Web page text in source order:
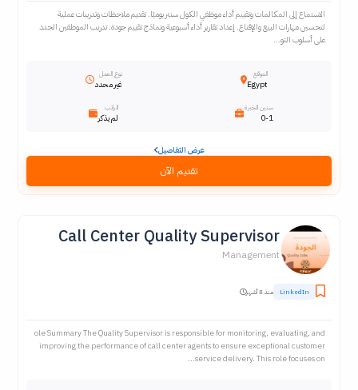
الاستماع إلى المكالمات وتقييم أداء موظفي الكول سنتر يوميًا. تقديم ملاحظات وتدريبات عملية
لتحسين مهارات البيع والإقناع. إعداد تقارير أداء أسبوعية ونماذج تقييم جودة. تدريب الموظفين الجدد
على أسلوب التو...
الموقع
Egypt
نوع العمل
غير محدد
سنين الخبرة
0-1
الراتب
لم يذكر
عرض التفاصيل
تقديم الآن
Call Center Quality Supervisor
Management
LinkedIn منذ 8 أشهر
ole Summary The Quality Supervisor is responsible for monitoring, evaluating, and
improving the performance of call center agents to ensure exceptional customer
service delivery. This role focuses on...